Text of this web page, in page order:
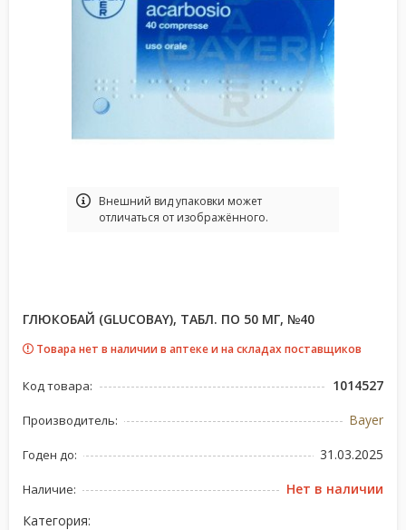
Bнешний вид упаковки может
отличаться от изображённого.
ГЛЮКОБАЙ (GLUCOBAY), ТАБЛ. ПО 50 МГ, №40
Товара нет в наличии в аптеке и на складах поставщиков
Код товара: 1014527
Производитель: Bayer
Годен до: 31.03.2025
Наличие:
Нет в наличии
Категория: